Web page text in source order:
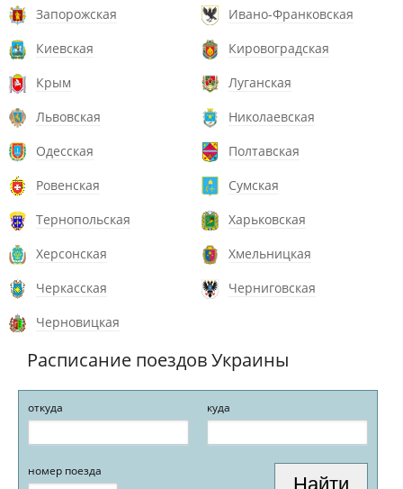
Запорожская
Ивано-Франковская
Киевская
Кировоградская
Крым
Луганская
Львовская
Николаевская
Одесская
Полтавская
Ровенская
Сумская
Тернопольская
Харьковская
Херсонская
Хмельницкая
Черкасская
Черниговская
Черновицкая
Расписание поездов Украины
откуда куда
номер поезда